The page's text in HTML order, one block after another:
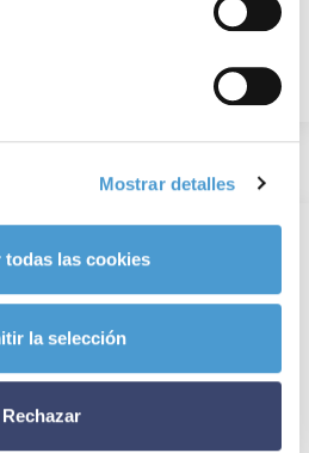
Mostrar detalles
todas las cookies
la selección
Rechazar